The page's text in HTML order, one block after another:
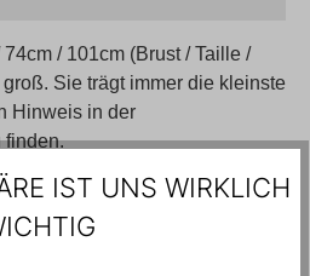
/ 101cm (Brust / Taille /
Sie trägt immer die kleinste
Hinweis in der
finden.
€* 40%
IST UNS WIRKLICH